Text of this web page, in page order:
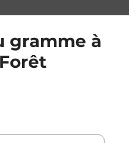
gramme à